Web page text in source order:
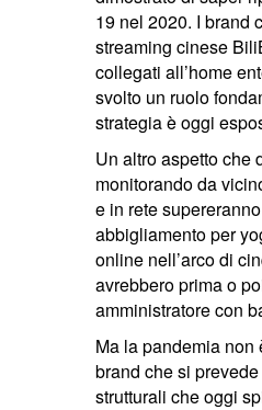
19 nel 2020. I brand
streaming cinese
collegati all’home
svolto un ruolo
strategia è oggi
Un altro aspetto che
monitorando da
e in rete
abbigliamento per
online nell’arco di
avrebbero prima o
amministratore con
Ma la pandemia non
brand che si
strutturali che oggi